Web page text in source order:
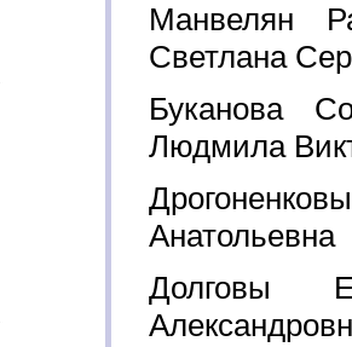
Манвелян
Светлана
Буканова
Людмила
Анатольевна
Долговы